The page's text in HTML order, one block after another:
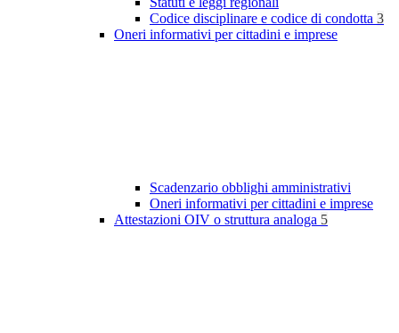
Codice disciplinare e codice di condotta 3
Oneri informativi per cittadini e imprese
Scadenzario obblighi amministrativi
Oneri informativi per cittadini e imprese
Attestazioni OIV o struttura analoga 5